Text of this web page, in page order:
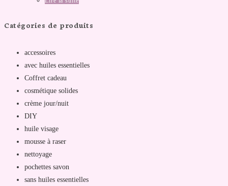
Catégories de produits
accessoires
avec huiles essentielles
Coffret cadeau
cosmétique solides
crème jour/nuit
DIY
huile visage
mousse à raser
nettoyage
pochettes savon
sans huiles essentielles